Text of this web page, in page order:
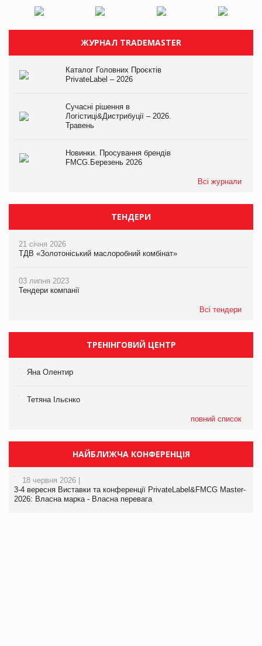
ЖУРНАЛ TRADEMASTER
Каталог Головних Проєктів
PrivateLabel – 2026
Сучасні рішення в
Логістиці&Дистрибуції – 2026.
Травень
Новинки. Просування брендів
FMCG.Березень 2026
Всі журнали
ТЕНДЕРИ
21 січня 2026
ТДВ «Золотоніський маслоробний комбінат»
03 липня 2023
Тендери компанії
Всі тендери
ТРЕНІНГОВИЙ ЦЕНТР
Яна Олентир
Тетяна Ільєнко
повний список
НАЙБЛИЖЧА КОНФЕРЕНЦІЯ
18 червня 2026 |
3-4 вересня Виставки та конференції PrivateLabel&FMCG Master-
2026: Власна марка - Власна перевага